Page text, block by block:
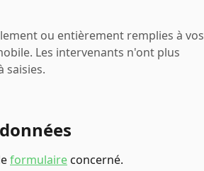
ou entièrement remplies à vos
Les intervenants n'ont plus
saisies.
formulaire concerné.